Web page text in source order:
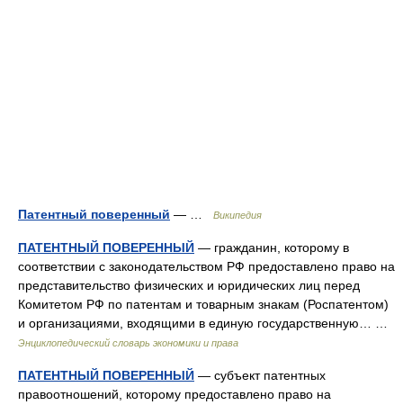
Патентный поверенный — … Википедия
ПАТЕНТНЫЙ ПОВЕРЕННЫЙ — гражданин, которому в
соответствии с законодательством РФ предоставлено право на
представительство физических и юридических лиц перед
Комитетом РФ по патентам и товарным знакам (Роспатентом)
и организациями, входящими в единую государственную… …
Энциклопедический словарь экономики и права
ПАТЕНТНЫЙ ПОВЕРЕННЫЙ — субъект патентных
правоотношений, которому предоставлено право на